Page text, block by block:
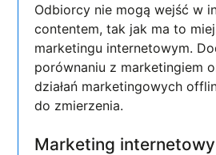
Odbiorcy nie mogą wejść w
contentem, tak jak ma to
marketingu internetowym.
porównaniu z marketingiem
działań marketingowych
do zmierzenia.
Marketing